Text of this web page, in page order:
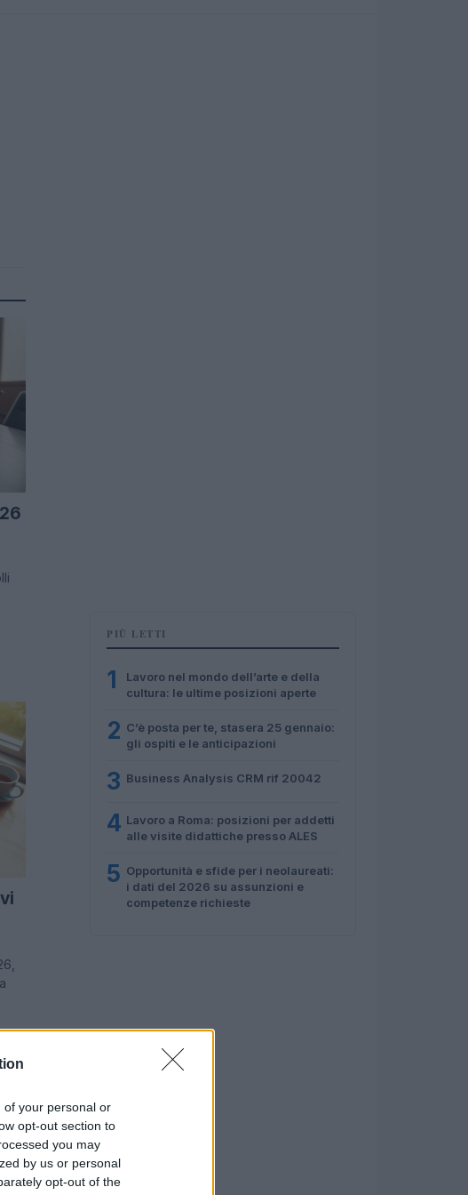
of your personal or
opt-out section to
you may
by us or personal
opt-out of the
PIÙ LETTI
1
Lavoro nel mondo dell’arte e della
cultura: le ultime posizioni aperte
2 C’è posta per te, stasera 25 gennaio:
gli ospiti e le anticipazioni
3 Business Analysis CRM rif 20042
4 Lavoro a Roma: posizioni per addetti
alle visite didattiche presso ALES
5 Opportunità e sfide per i neolaureati:
i dati del 2026 su assunzioni e
competenze richieste